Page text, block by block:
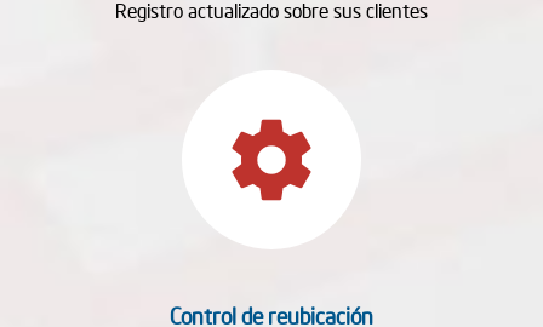
Registro actualizado sobre sus clientes
settings
Control de reubicación